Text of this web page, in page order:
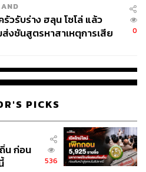
วรับร่าง ฮลุน โซโล่ แล้ว
ส่งชันสูตรหาสาเหตุการเสีย
0
PICKS
น ก่อน
536